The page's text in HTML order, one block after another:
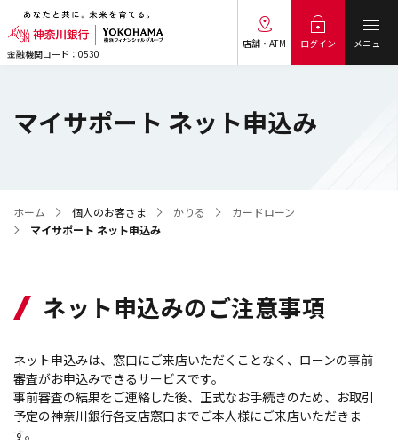
金融機関コード：0530
店舗・ATM ログイン メニュー
マイサポート ネット申込み
ホーム 個人のお客さま かりる
カードローン
マイサポート ネット申込み
ネット申込みのご注意事項
ネット申込みは、窓口にご来店いただくことなく、ローンの事前
審査がお申込みできるサービスです。
事前審査の結果をご連絡した後、正式なお手続きのため、お取引
予定の神奈川銀行各支店窓口までご本人様にご来店いただきま
す。